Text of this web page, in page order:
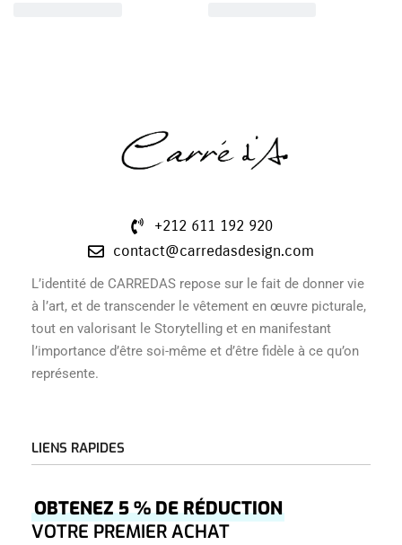
+212 611 192 920
contact@carredasdesign.com
L’identité de CARREDAS repose sur le fait de donner vie
à l’art, et de transcender le vêtement en œuvre picturale,
tout en valorisant le Storytelling et en manifestant
l’importance d’être soi-même et d’être fidèle à ce qu’on
représente.
LIENS RAPIDES
Accueil
Â Propos
OBTENEZ 5 % DE RÉDUCTION
VOTRE PREMIER ACHAT